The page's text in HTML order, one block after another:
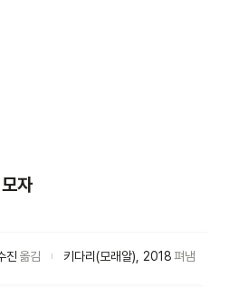
자
진 옮김 키다리(모래알) 2018펴냄